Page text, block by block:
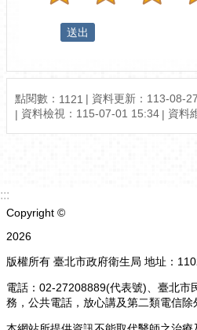
點閱數： 1121
資料更新：113-08-
資料檢視：115-07-01 15:34
資料
:::
Copyright ©
2026
版權所有 臺北市政府衛生局 地址：
電話：02-27208889(代表號)、臺北市
務，公共電話，放心講及第二類電信除